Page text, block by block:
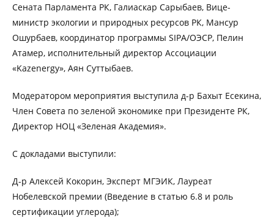
Сената Парламента РК, Галиаскар Сарыбаев, Вице-
министр экологии и природных ресурсов РК, Мансур
Ошурбаев, координатор программы SIPA/ОЭСР, Пелин
Атамер, исполнительный директор Ассоциации
«Kazenergy», Аян Суттыбаев.
Модератором мероприятия выступила д-р Бахыт Есекина,
Член Совета по зеленой экономике при Президенте РК,
Директор НОЦ «Зеленая Академия».
С докладами выступили:
Д-р Алексей Кокорин, Эксперт МГЭИК, Лауреат
Нобелевской премии (Введение в статью 6.8 и роль
сертификации углерода);